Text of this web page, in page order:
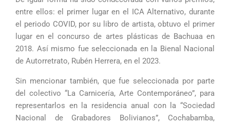
entre ellos: el primer lugar en el ICA Alternativo, durante
el periodo COVID, por su libro de artista, obtuvo el primer
lugar en el concurso de artes plásticas de Bachuaa en
2018. Así mismo fue seleccionada en la Bienal Nacional
de Autorretrato, Rubén Herrera, en el 2023.
Sin mencionar también, que fue seleccionada por parte
del colectivo “La Carnicería, Arte Contemporáneo”, para
representarlos en la residencia anual con la “Sociedad
Nacional de Grabadores Bolivianos”, Cochabamba,